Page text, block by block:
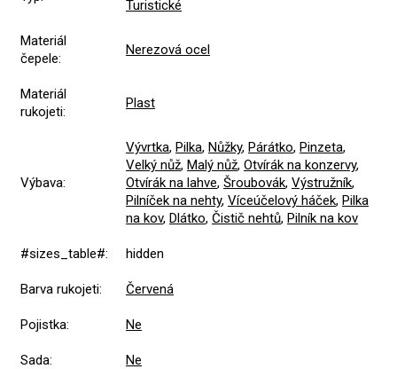
Turistické
Materiál
čepele:
Nerezová ocel
Materiál
rukojeti:
Plast
Výbava:
Vývrtka, Pilka, Nůžky, Párátko, Pinzeta,
Velký nůž, Malý nůž, Otvírák na konzervy,
Otvírák na lahve, Šroubovák, Výstružník,
Pilníček na nehty, Víceúčelový háček, Pilka
na kov, Dlátko, Čistič nehtů, Pilník na kov
#sizes_table#: hidden
Barva rukojeti: Červená
Pojistka: Ne
Sada: Ne